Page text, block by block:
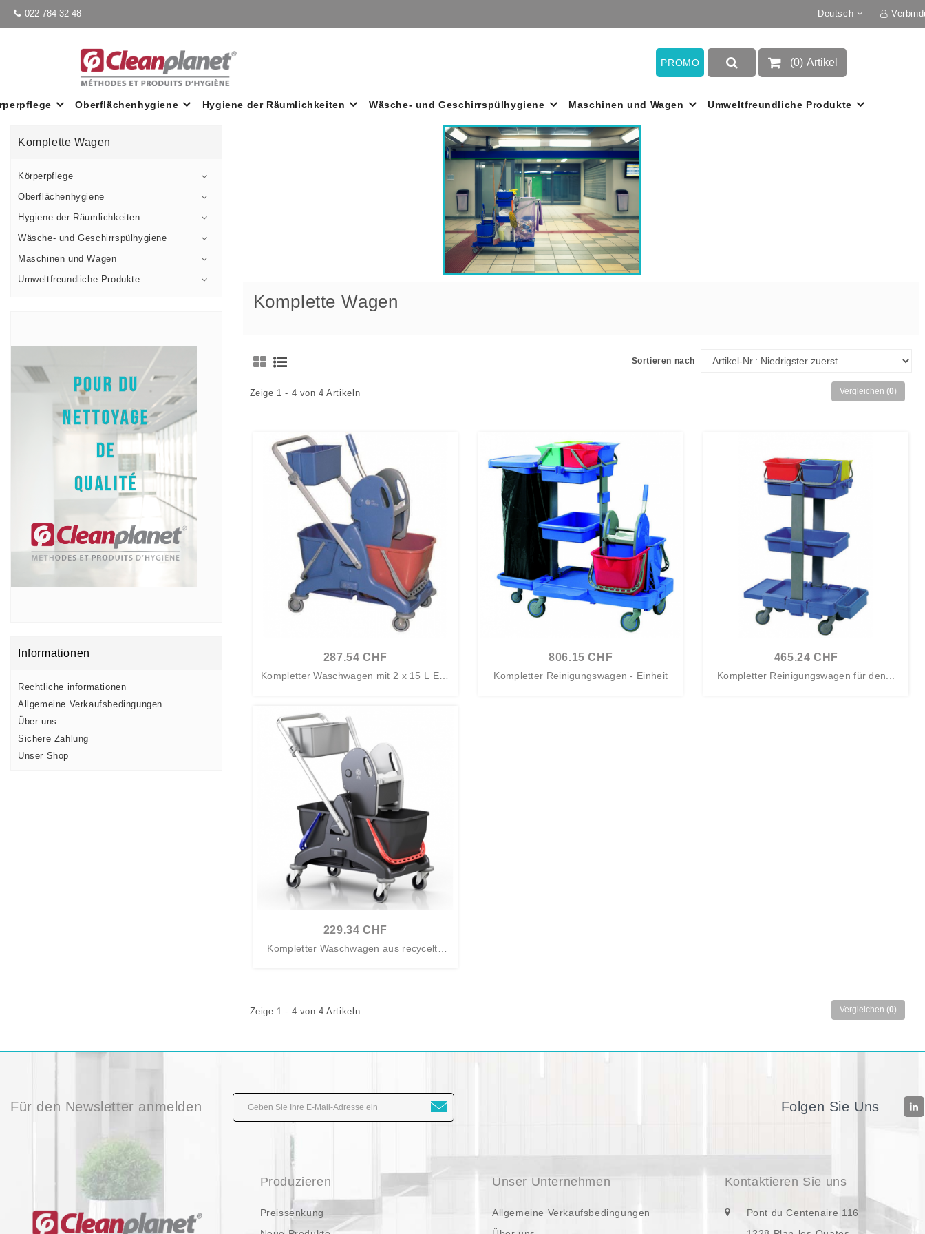
022 784 32 48 Deutsch
(0) Artikel
PROMO
Oberflächenhygiene Hygiene der Räumlichkeiten Wäsche- und Geschirrspülhygiene Maschinen und Wagen Umweltfreundliche Produkte
Komplette Wagen
Körperpflege
Oberflächenhygiene
Hygiene der Räumlichkeiten
Wäsche- und Geschirrspülhygiene
Maschinen und Wagen
Umweltfreundliche Produkte
Informationen
Rechtliche informationen
Allgemeine Verkaufsbedingungen
Über uns
Sichere Zahlung
Unser Shop
Komplette Wagen
Sortieren nach
Zeige 1 - 4 von 4 Artikeln Vergleichen (0)
287.54 CHF
Kompletter Waschwagen mit 2 x 15 L Eim
806.15 CHF
Kompletter Reinigungswagen - Einheit
465.24 CHF
Kompletter Reinigungswagen für den...
229.34 CHF
Kompletter Waschwagen aus recycelte
Zeige 1 - 4 von 4 Artikeln Vergleichen (0)
Für den Newsletter anmelden Folgen Sie Uns
Produzieren
Preissenkung
Unser Unternehmen
Allgemeine Verkaufsbedingungen
Kontaktieren Sie uns
Pont du Centenaire 116